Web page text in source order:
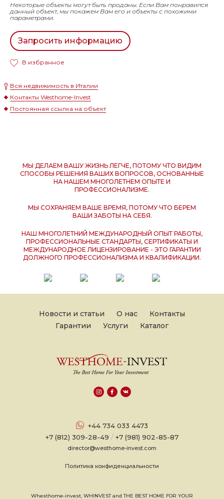
Некоторые объекты могут быть проданы. Если Вам понравился
данный объект, мы покажем Вам его и объекты с похожими
параметрами.
Запросить информацию
В избранное
Вся недвижимость в Италии
Контакты Westhome-Invest
Постоянная ссылка на объект
МЫ ДЕЛАЕМ ВАШУ ЖИЗНЬ ЛЕГЧЕ, ПОТОМУ ЧТО ВИДИМ
СПОСОБЫ РЕШЕНИЯ ВАШИХ ВОПРОСОВ, ОСНОВАННЫЕ
НА НАШЕМ МНОГОЛЕТНЕМ ОПЫТЕ И
ПРОФЕССИОНАЛИЗМЕ.
МЫ СОХРАНЯЕМ ВАШЕ ВРЕМЯ, ПОТОМУ ЧТО БЕРЕМ
ВАШИ ЗАБОТЫ НА СЕБЯ.
НАШ МНОГОЛЕТНИЙ МЕЖДУНАРОДНЫЙ ОПЫТ РАБОТЫ,
ПРОФЕССИОНАЛЬНЫЕ СТАНДАРТЫ, СЕРТИФИКАТЫ И
МЕЖДУНАРОДНОЕ ЛИЦЕНЗИРОВАНИЕ - ЭТО ГАРАНТИИ
ДОЛЖНОГО ПРОФЕССИОНАЛИЗМА И КВАЛИФИКАЦИИ.
Новости и статьи О нас
Контакты
Гарантии
Услуги Каталог
+44 734 033 4473
+7 (812) 309-28-49 / +7 (981) 902-85-87
director@westhome-invest.com
Политика конфиденциальности
Whesthome-invest, WHINVEST and THE BEST HOME FOR YOUR